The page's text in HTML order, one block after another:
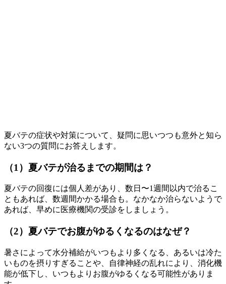
夏バテの症状や対策について、疑問に思いつつも意外と知ら
ない3つの質問にお答えします。
（1）夏バテが治るまでの期間は？
夏バテの回復には個人差があり、数日〜1週間以内で治るこ
ともあれば、数週間かかる場合も。なかなか治らないようで
あれば、早めに医療機関の受診をしましょう。
（2）夏バテでお腹がゆるくなるのはなぜ？
暑さによって水分補給がいつもより多くなる、あるいは冷た
いものを摂りすぎることや、自律神経の乱れにより、消化機
能が低下し、いつもよりお腹がゆるくなる可能性がありま